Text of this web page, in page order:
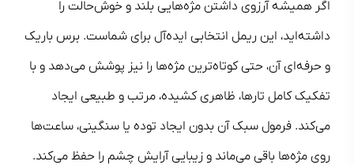
اگر همیشه آرزوی داشتن مژه‌هایی بلند و خوش‌حالت را
داشته‌اید، این ریمل انتخابی ایده‌آل برای شماست. برس باریک
و حرفه‌ای آن، حتی کوتاه‌ترین مژه‌ها را نیز پوشش می‌دهد و با
تفکیک کامل تارها، ظاهری کشیده، مرتب و طبیعی ایجاد
می‌کند. فرمول سبک آن بدون ایجاد توده یا سنگینی، ساعت‌ها
روی مژه‌ها باقی می‌ماند و زیبایی آرایش چشم را حفظ می‌کند.